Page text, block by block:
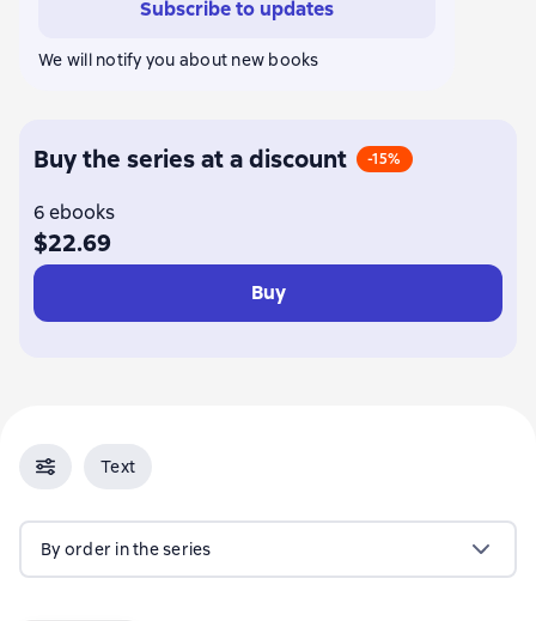
Subscribe to updates
We will notify you about new books
Buy the series at a discount -15%
6 ebooks
$22.69
Buy
Text
By order in the series